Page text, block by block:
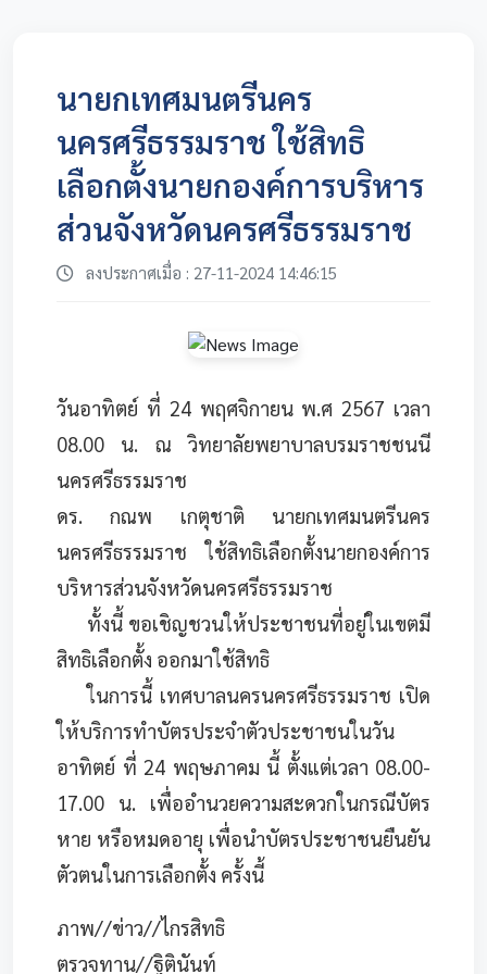
นายกเทศมนตรีนคร
นครศรีธรรมราช ใช้สิทธิ
เลือกตั้งนายกองค์การบริหาร
ส่วนจังหวัดนครศรีธรรมราช
ลงประกาศเมื่อ : 27-11-2024 14:46:15
วันอาทิตย์ ที่ 24 พฤศจิกายน พ.ศ 2567 เวลา
08.00 น. ณ วิทยาลัยพยาบาลบรมราชชนนี
นครศรีธรรมราช
ดร. กณพ เกตุชาติ นายกเทศมนตรีนคร
นครศรีธรรมราช ใช้สิทธิเลือกตั้งนายกองค์การ
บริหารส่วนจังหวัดนครศรีธรรมราช
ทั้งนี้ ขอเชิญชวนให้ประชาชนที่อยู่ในเขตมี
สิทธิเลือกตั้ง ออกมาใช้สิทธิ
ในการนี้ เทศบาลนครนครศรีธรรมราช เปิด
ให้บริการทำบัตรประจำตัวประชาชนในวัน
อาทิตย์ ที่ 24 พฤษภาคม นี้ ตั้งแต่เวลา 08.00-
17.00 น. เพื่ออำนวยความสะดวกในกรณีบัตร
หาย หรือหมดอายุ เพื่อนำบัตรประชาชนยืนยัน
ตัวตนในการเลือกตั้ง ครั้งนี้
ภาพ//ข่าว//ไกรสิทธิ
ตรวจทาน//ฐิตินันท์